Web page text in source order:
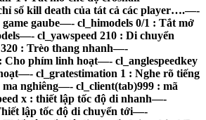
số kill death của tát cả các player….—-
gaube—- cl_himodels 0/1 : Tắt mở
cl_yawspeed 210 : Di chuyển
: Trèo thang nhanh—-
Cho phím linh hoạt—- cl_anglespeedkey
cl_gratestimation 1 : Nghe rõ tiếng
nghiêng—- cl_client(tab)999 : mã
x : thiết lập tốc độ di nhanh—-
lập tốc độ di chuyển tới—-